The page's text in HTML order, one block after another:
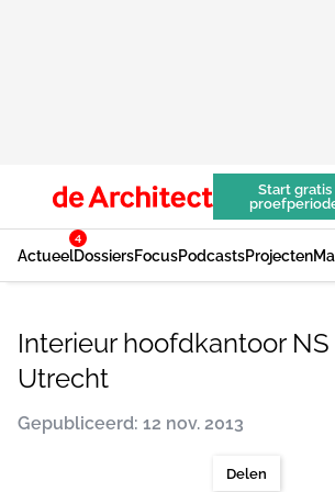
Start gratis
Actueel
4
DossiersFocusPodcastsProjecten
Interieur hoofdkantoor
Utrecht
Gepubliceerd: 12 nov. 2013
Delen